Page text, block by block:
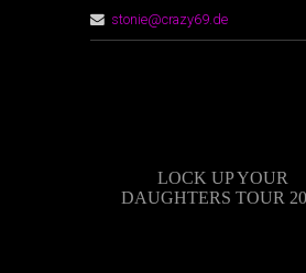
stonie@crazy69.de
LOCK UP YOUR
DAUGHTERS TOUR